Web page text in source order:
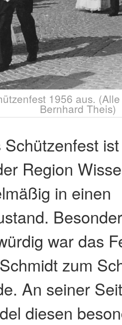
1956 aus.
Bernhard Theis)
Region
in einen
war das
zum
An seiner
diesen